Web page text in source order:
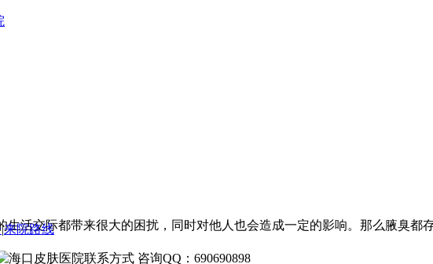
生活交际都带来很大的困扰，同时对他人也会造成一定的影响。那么腋臭
|来院路线
咨询QQ：690690898